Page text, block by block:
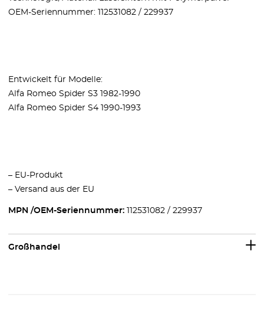
OEM-Seriennummer: 112531082 / 229937
Entwickelt für Modelle:
Alfa Romeo Spider S3 1982-1990
Alfa Romeo Spider S4 1990-1993
– EU-Produkt
– Versand aus der EU
MPN /OEM-Seriennummer: 112531082 / 229937
Großhandel